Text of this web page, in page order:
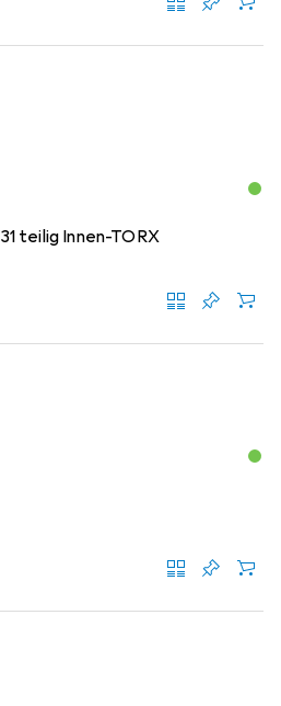
teilig Innen-TORX